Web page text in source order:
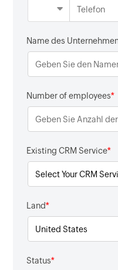
Name des
Number of employees*
Existing CRM Service*
Land*
Status*